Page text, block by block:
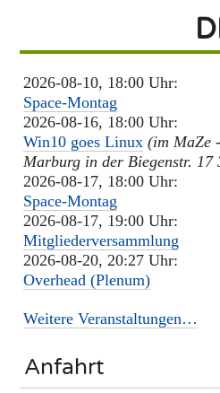
2026-08-10, 18:00 Uhr:
Space-Montag
2026-08-16, 18:00 Uhr:
Win10 goes Linux (im MaZe
Marburg in der Biegenstr. 17
2026-08-17, 18:00 Uhr:
Space-Montag
2026-08-17, 19:00 Uhr:
Mitgliederversammlung
2026-08-20, 20:27 Uhr:
Overhead (Plenum)
Weitere Veranstaltungen…
Anfahrt